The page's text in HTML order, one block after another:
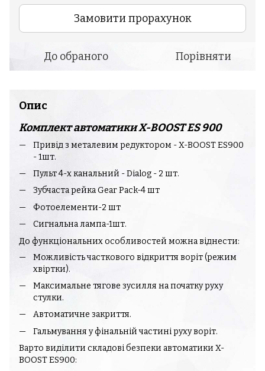
Замовити прорахунок
До обраного Порівняти
Опис
Комплект автоматики X-BOOST ES 900
Привід з металевим редуктором - X-BOOST ES900
- 1шт.
Пульт 4-х канальний - Dialog - 2 шт.
Зубчаста рейка Gear Pack-4 шт
Фотоелементи-2 шт
Сигнальна лампа-1шт.
До функціональних особливостей можна віднести:
Можливість часткового відкриття воріт (режим
хвіртки).
Максимальне тягове зусилля на початку руху
стулки.
Автоматичне закриття.
Гальмування у фінальній частині руху воріт.
Варто виділити складові безпеки автоматики X-
BOOST ES900: